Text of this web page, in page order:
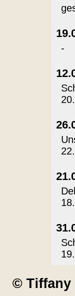
-
© Tiffany